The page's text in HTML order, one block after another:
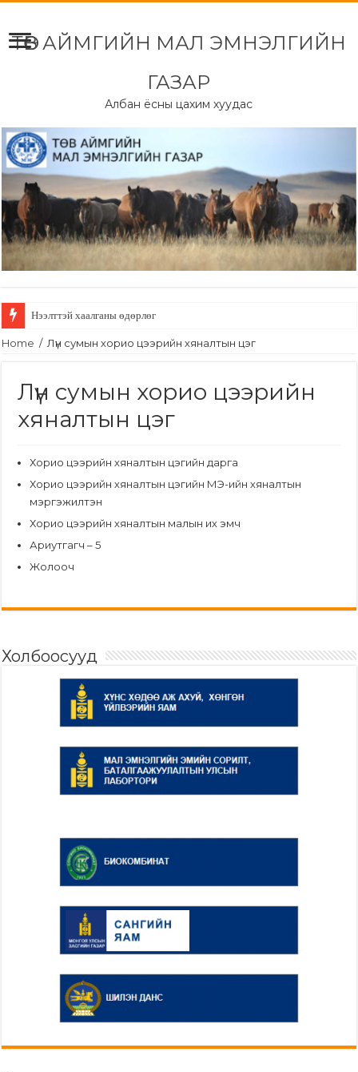
ТӨВ АЙМГИЙН МАЛ ЭМНЭЛГИЙН
ГАЗАР
Албан ёсны цахим хуудас
Нээлттэй хаалганы өдөрлөг
Home / Лүн сумын хорио цээрийн хяналтын цэг
Лүн сумын хорио цээрийн
хяналтын цэг
Хорио цээрийн хяналтын цэгийн дарга
Хорио цээрийн хяналтын цэгийн МЭ-ийн хяналтын
мэргэжилтэн
Хорио цээрийн хяналтын малын их эмч
Ариутгагч – 5
Жолооч
Холбоосууд